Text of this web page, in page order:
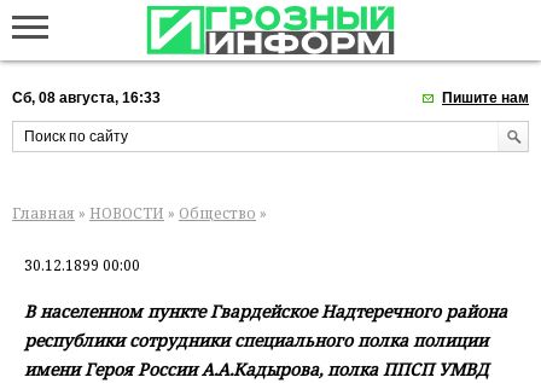
Сб, 08 августа, 16:33 Пишите нам
Главная » НОВОСТИ » Общество »
30.12.1899 00:00
В населенном пункте Гвардейское Надтеречного района
республики сотрудники специального полка полиции
имени Героя России А.А.Кадырова, полка ППСП УМВД